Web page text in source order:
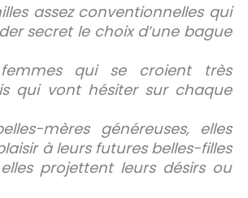
assez conventionnelles qui
secret le choix d’une bague
qui se croient très
qui vont hésiter sur chaque
mères généreuses, elles
à leurs futures belles-filles
projettent leurs désirs ou